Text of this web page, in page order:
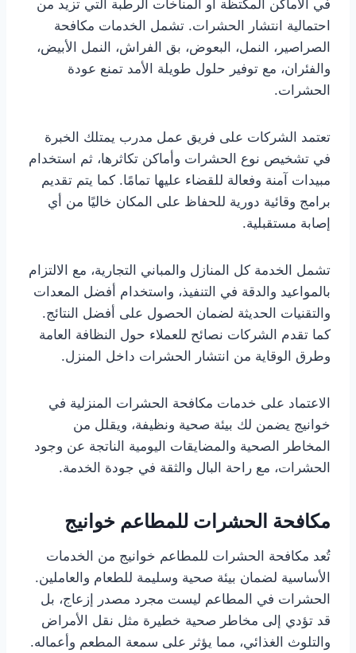
في الأماكن المكتظة أو المناخات الرطبة التي تزيد من
احتمالية انتشار الحشرات. تشمل الخدمات مكافحة
الصراصير، النمل، البعوض، بق الفراش، النمل الأبيض،
والفئران، مع توفير حلول طويلة الأمد تمنع عودة
الحشرات.
تعتمد الشركات على فريق عمل مدرب يمتلك الخبرة
في تشخيص نوع الحشرات وأماكن تكاثرها، ثم استخدام
مبيدات آمنة وفعالة للقضاء عليها تمامًا. كما يتم تقديم
برامج وقائية دورية للحفاظ على المكان خاليًا من أي
إصابة مستقبلية.
تشمل الخدمة كل المنازل والمباني التجارية، مع الالتزام
بالمواعيد والدقة في التنفيذ، واستخدام أفضل المعدات
والتقنيات الحديثة لضمان الحصول على أفضل النتائج.
كما تقدم الشركات نصائح للعملاء حول النظافة العامة
وطرق الوقاية من انتشار الحشرات داخل المنزل.
الاعتماد على خدمات مكافحة الحشرات المنزلية في
خوانيج يضمن لك بيئة صحية ونظيفة، ويقلل من
المخاطر الصحية والمضايقات اليومية الناتجة عن وجود
الحشرات، مع راحة البال والثقة في جودة الخدمة.
مكافحة الحشرات للمطاعم خوانيج
تُعد مكافحة الحشرات للمطاعم خوانيج من الخدمات
الأساسية لضمان بيئة صحية وسليمة للطعام والعاملين.
الحشرات في المطاعم ليست مجرد مصدر إزعاج، بل
قد تؤدي إلى مخاطر صحية خطيرة مثل نقل الأمراض
والتلوث الغذائي، مما يؤثر على سمعة المطعم وأعماله.